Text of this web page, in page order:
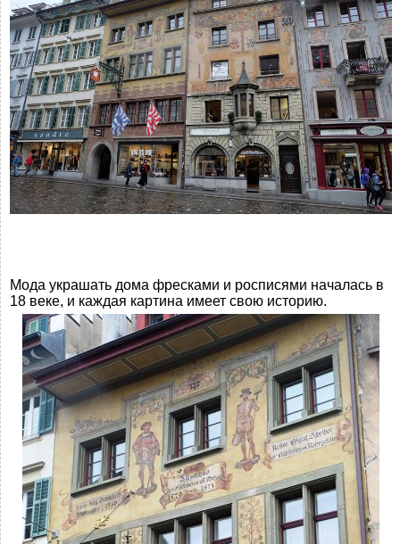
Мода украшать дома фресками и росписями началась в
18 веке, и каждая картина имеет свою историю.